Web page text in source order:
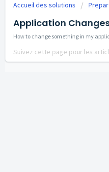
Accueil des solutions
Application
How to change something in my
Suivez cette page pour les